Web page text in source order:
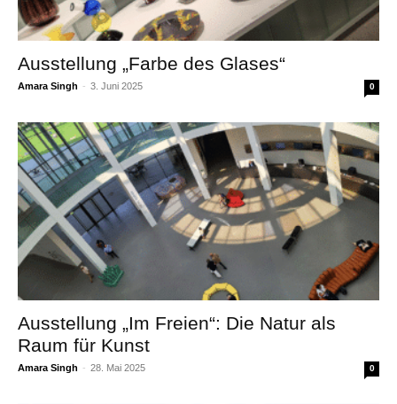
Ausstellung „Farbe des Glases“
Amara Singh - 3. Juni 2025 0
Ausstellung „Im Freien“: Die Natur als
Raum für Kunst
Amara Singh - 28. Mai 2025 0